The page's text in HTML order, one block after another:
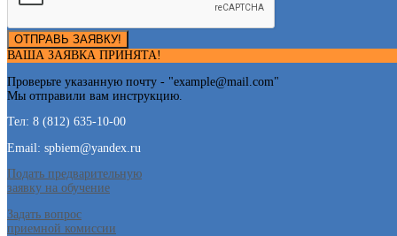
ОТПРАВЬ ЗАЯВКУ!
ВАША ЗАЯВКА ПРИНЯТА!
Проверьте указанную почту - "example@mail.com"
Мы отправили вам инструкцию.
Тел: 8 (812) 635-10-00
Email: spbiem@yandex.ru
Подать предварительную
заявку на обучение
Задать вопрос
приемной комиссии